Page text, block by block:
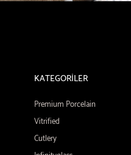
KATEGORİLER
Premium Porcelain
Vitrified
Cutlery